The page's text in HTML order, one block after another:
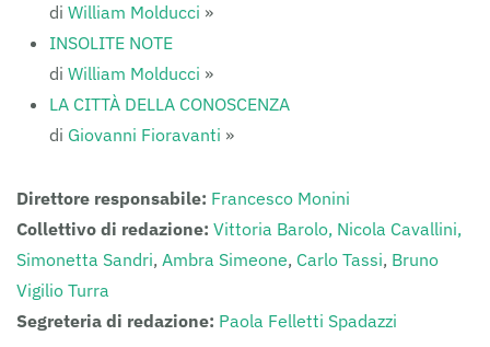
di William Molducci »
INSOLITE NOTE
di William Molducci »
LA CITTÀ DELLA CONOSCENZA
di Giovanni Fioravanti »
Direttore responsabile: Francesco Monini
Collettivo di redazione: Vittoria Barolo, Nicola Cavallini,
Simonetta Sandri, Ambra Simeone, Carlo Tassi, Bruno
Vigilio Turra
Segreteria di redazione: Paola Felletti Spadazzi